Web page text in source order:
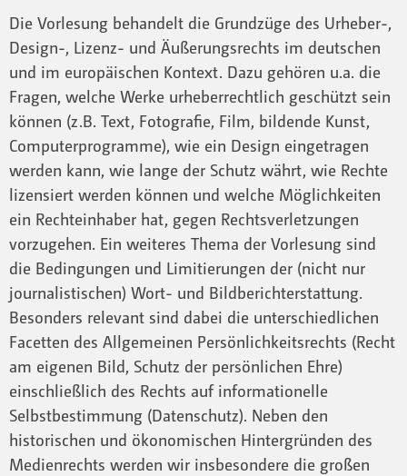
Die Vorlesung behandelt die Grundzüge des Urheber-,
Design-, Lizenz- und Äußerungsrechts im deutschen
und im europäischen Kontext. Dazu gehören u.a. die
Fragen, welche Werke urheberrechtlich geschützt sein
können (z.B. Text, Fotografie, Film, bildende Kunst,
Computerprogramme), wie ein Design eingetragen
werden kann, wie lange der Schutz währt, wie Rechte
lizensiert werden können und welche Möglichkeiten
ein Rechteinhaber hat, gegen Rechtsverletzungen
vorzugehen. Ein weiteres Thema der Vorlesung sind
die Bedingungen und Limitierungen der (nicht nur
journalistischen) Wort- und Bildberichterstattung.
Besonders relevant sind dabei die unterschiedlichen
Facetten des Allgemeinen Persönlichkeitsrechts (Recht
am eigenen Bild, Schutz der persönlichen Ehre)
einschließlich des Rechts auf informationelle
Selbstbestimmung (Datenschutz). Neben den
historischen und ökonomischen Hintergründen des
Medienrechts werden wir insbesondere die großen